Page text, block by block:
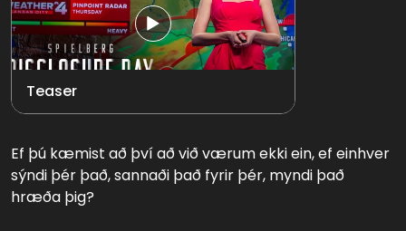
Teaser
Ef þú kæmist að því að við værum ekki ein, ef einhver
sýndi þér það, sannaði það fyrir þér, myndi það
hræða þig?